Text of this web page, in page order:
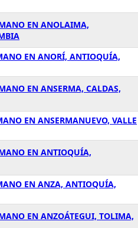
EN ANOLAIMA,
EN ANORÍ, ANTIOQUÍA,
EN ANSERMA, CALDAS,
EN ANSERMANUEVO, VALLE
EN ANTIOQUÍA,
EN ANZA, ANTIOQUÍA,
EN ANZOÁTEGUI, TOLIMA,